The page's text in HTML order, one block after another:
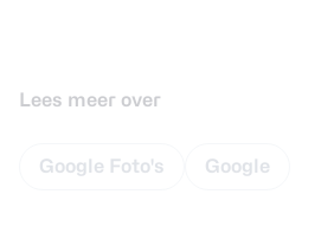
Lees meer over
Google Foto's Google